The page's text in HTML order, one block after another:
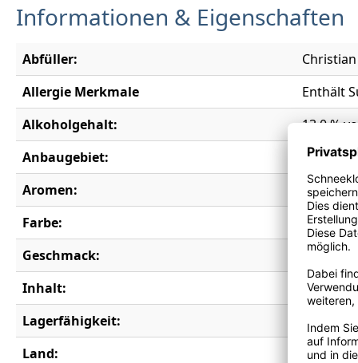
Informationen & Eigenschaften
Abfüller:
Allergie Merkmale
Enthält
Alkoholgehalt:
13,0 %
Anbaugebiet:
Aromen:
Farbe:
rot
Geschmack:
trocken
Inhalt:
0,75 l
Lagerfähigkeit:
3 Jahre
Land: